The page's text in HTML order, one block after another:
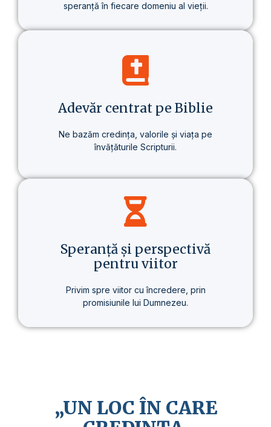
speranță în fiecare domeniu al vieții.
Nu vorbim doar despre credință, ci
despre un stil de viață care aduce o
schimbare reală – în sănătate, în gândire
Adevăr centrat pe Biblie
Ne bazăm credința, valorile și viața pe
învățăturile Scripturii.
Baza tuturor învățăturilor noastre este
Biblia – prezentată clar, consecvent și pe
înțelesul fiecăruia.
Speranță și perspectivă
pentru viitor
Privim spre viitor cu încredere, prin
promisiunile lui Dumnezeu.
„UN LOC ÎN CARE